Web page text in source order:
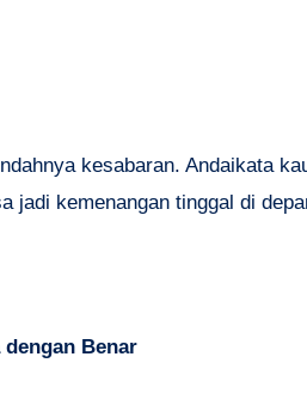
kesabaran. Andaikata
jadi kemenangan tinggal di
Benar